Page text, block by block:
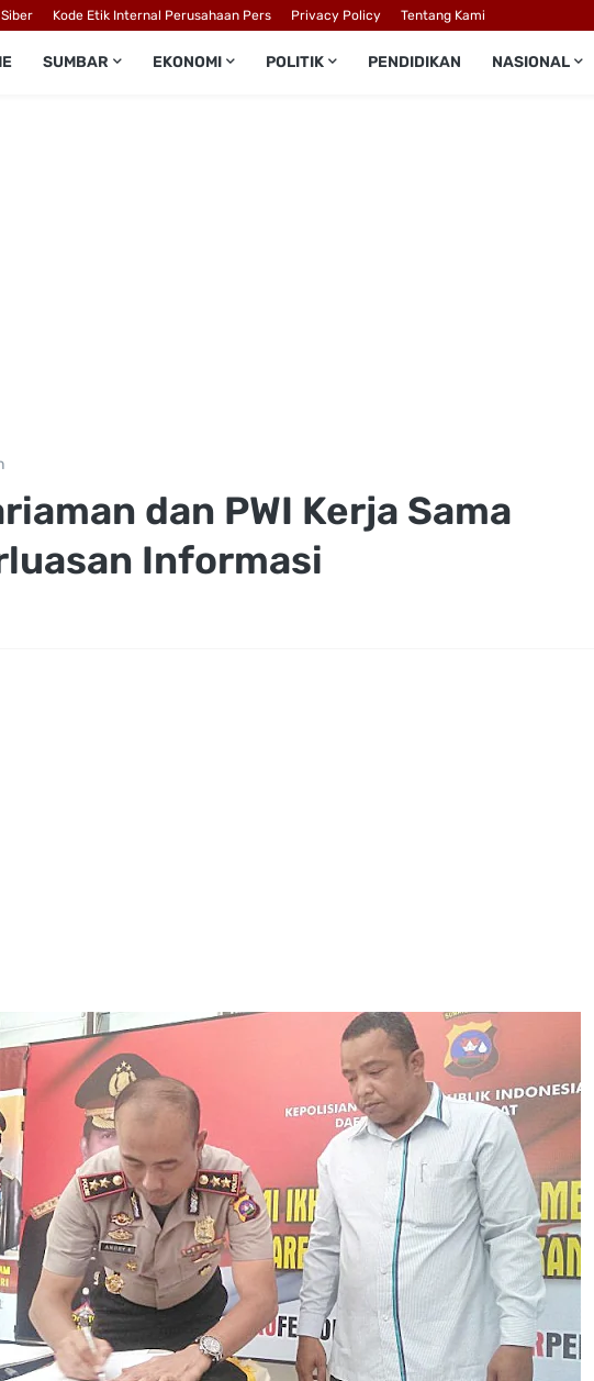
Kode Etik Internal Perusahaan Pers Privacy Policy Tentang Kami
SUMBAR EKONOMI POLITIK PENDIDIKAN NASIONAL
dan PWI Kerja Sama
Informasi